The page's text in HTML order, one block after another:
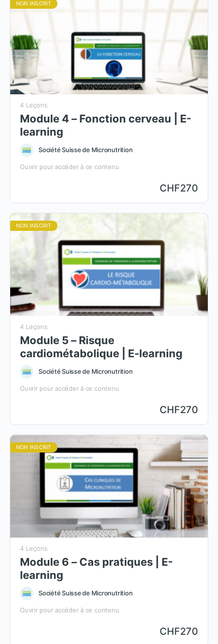
NON INSCRIT
4 Leçons
Module 4 – Fonction cerveau | E-
learning
Société Suisse de Micronutrition
Ouvrir pour accéder à ce contenu
CHF270
NON INSCRIT
4 Leçons
Module 5 – Risque
cardiométabolique | E-learning
Société Suisse de Micronutrition
Ouvrir pour accéder à ce contenu
CHF270
NON INSCRIT
4 Leçons
Module 6 – Cas pratiques | E-
learning
Société Suisse de Micronutrition
Ouvrir pour accéder à ce contenu
CHF270